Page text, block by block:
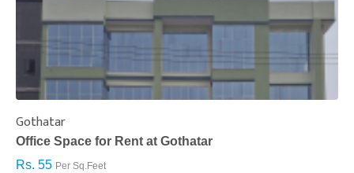
Gothatar
Office Space for Rent at Gothatar
Rs. 55 Per Sq.Feet